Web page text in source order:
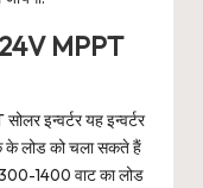
MPPT
इन्वर्टर यह इन्वर्टर
के लोड को चला सकते हैं
1400 वाट का लोड